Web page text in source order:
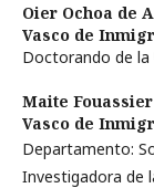
Oier Ochoa de
Vasco de
Doctorando de la
Maite
Vasco de
Departamento:
Investigadora de